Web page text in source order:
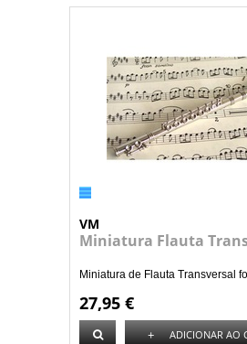
VM
Miniatura Flauta
Miniatura de Flauta Transversal
27,95 €
+ ADICIONAR AO